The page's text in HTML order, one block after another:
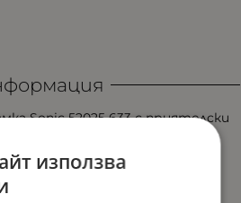
Sonic 52025 633 с приятелски
Създадена да следва
на децата, без да прави
използва